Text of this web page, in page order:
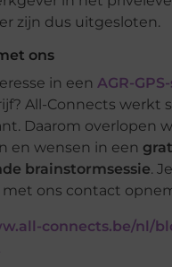
zijn dus uitgesloten.
ons
in eenAGR-
All-Connects werkt
Daarom overlopen
en wensen in een
brainstormsessie.
ons contact
connects.be/nl/